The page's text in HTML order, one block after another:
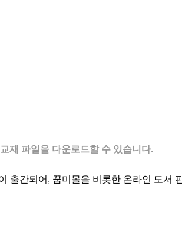
재 파일을 다운로드할 수 있습니다.
출간되어, 꿈미몰을 비롯한 온라인 도서